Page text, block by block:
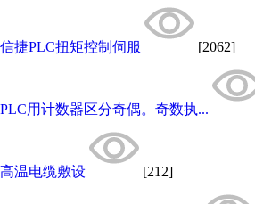
信捷PLC扭矩控制伺服 [2062]
PLC用计数器区分奇偶。奇数执...
高温电缆敷设 [212]